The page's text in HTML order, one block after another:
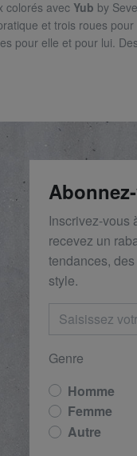
colorés avec Yub by
et trois roues
pour elle et pour lui.
Inscrivez-vous
recevez un
tendances,
style.
Genre
Homme
Femme
Autre